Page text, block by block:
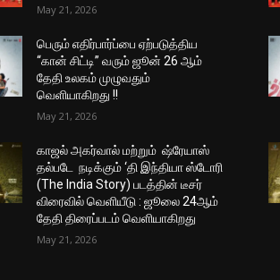
May 21, 2026
பெரும் எதிர்பார்ப்பை ஏற்படுத்திய
“கான் சிட்டி” வரும் ஜூன் 26 ஆம்
தேதி உலகம் முழுவதும்
வெளியாகிறது !!
May 21, 2026
காஜல் அகர்வால் மற்றும் ஷ்ரேயாஸ்
தல்படே நடிக்கும் ‘தி இந்தியா ஸ்டோரி
(The India Story) படத்தின் டீசர்
விரைவில் வெளியீடு : ஜூலை 24ஆம்
தேதி திரைப்படம் வெளியாகிறது
May 21, 2026